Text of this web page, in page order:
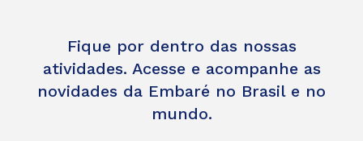
Fique por dentro das nossas
atividades. Acesse e acompanhe as
novidades da Embaré no Brasil e no
mundo.